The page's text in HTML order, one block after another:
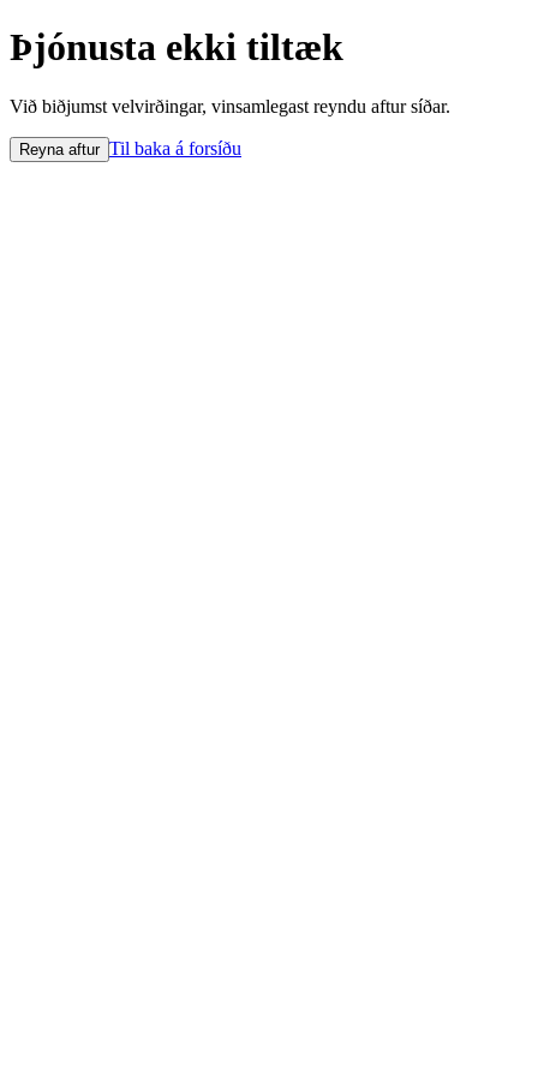
Þjónusta ekki tiltæk
Við biðjumst velvirðingar, vinsamlegast reyndu aftur síðar.
Reyna aftur Til baka á forsíðu